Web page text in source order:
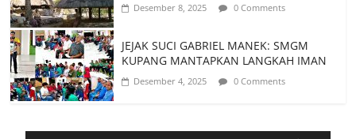
Desember 8, 2025 0 Comments
JEJAK SUCI GABRIEL MANEK: SMGM
KUPANG MANTAPKAN LANGKAH IMAN
Desember 4, 2025 0 Comments